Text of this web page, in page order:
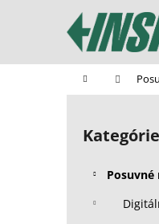
Domov
B
Preskočiť
kategórie
Kategórie
Posuvné
í
Späť
do
Späť
do